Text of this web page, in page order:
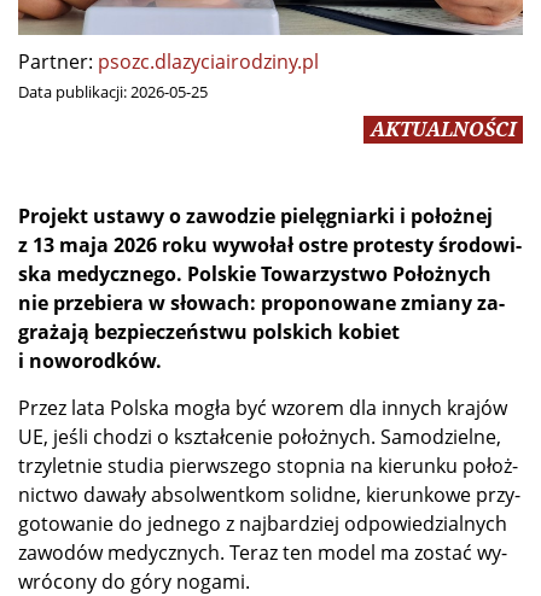
Partner: psozc.dlazyciairodziny.pl
Data publikacji:2026-05-25
AKTUALNOŚCI
Pro­jekt usta­wy o za­wo­dzie pie­lę­gniar­ki i po­łoż­nej
z 13 ma­ja 2026 ro­ku wy­wo­łał ostre pro­te­sty śro­do­wi­
ska me­dycz­ne­go. Pol­skie To­wa­rzy­stwo Po­łoż­nych
nie prze­bie­ra w sło­wach: pro­po­no­wa­ne zmia­ny za­
gra­ża­ją bez­pie­czeń­stwu pol­skich ko­biet
i noworodków.
Przez la­ta Pol­ska mo­gła być wzo­rem dla in­nych kra­jów
UE, je­śli cho­dzi o kształ­ce­nie po­łoż­nych. Sa­mo­dziel­ne,
trzy­let­nie stu­dia pierw­sze­go stop­nia na kie­run­ku po­łoż­
nic­two da­wa­ły ab­sol­went­kom so­lid­ne, kie­run­ko­we przy­
go­to­wa­nie do jed­ne­go z naj­bar­dziej od­po­wie­dzial­nych
za­wo­dów me­dycz­nych. Te­raz ten mo­del ma zo­stać wy­
wró­co­ny do gó­ry nogami.